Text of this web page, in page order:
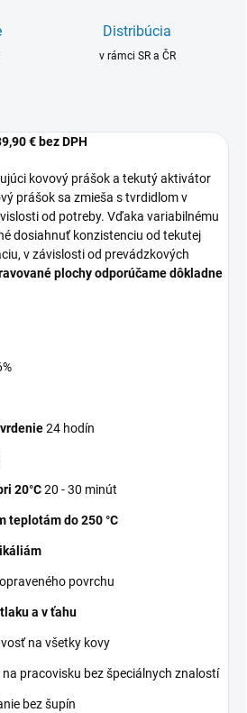
Distribúcia
v rámci SR a ČR
€ bez DPH
kovový prášok a tekutý aktivátor
prášok sa zmieša s tvrdidlom v
od potreby. Vďaka variabilnému
dosiahnuť konzistenciu od tekutej
v závislosti od prevádzkových
plochy odporúčame dôkladne
24 hodín
20°C20 - 30 minút
teplotám do 250 °C
povrchu
a v ťahu
na všetky kovy
pracovisku bez špeciálnych znalostí
bez šupín